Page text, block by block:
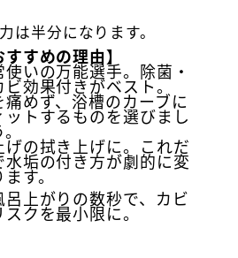
は半分になります。
すすめの理由】
使いの万能選手。除菌・
ビ効果付きがベスト。
痛めず、浴槽のカーブに
ットするものを選びまし
げの拭き上げに。これだ
水垢の付き方が劇的に変
ます。
呂上がりの数秒で、カビ
スクを最小限に。